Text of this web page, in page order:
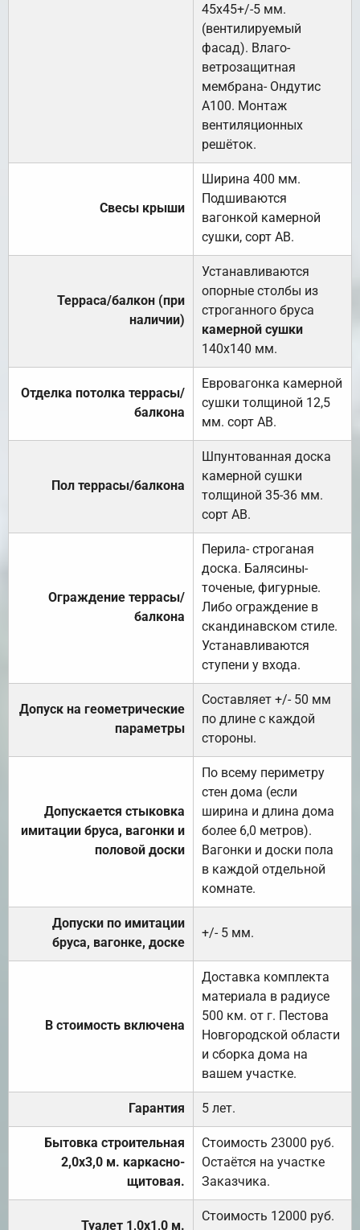
45х45+/-5 мм.
(вентилируемый
фасад). Влаго-
ветрозащитная
мембрана- Ондутис
А100. Монтаж
вентиляционных
решёток.
Свесы крыши
Ширина 400 мм.
Подшиваются
вагонкой камерной
сушки, сорт АВ.
Терраса/балкон (при
наличии)
Устанавливаются
опорные столбы из
строганного бруса
камерной сушки
140х140 мм.
Отделка потолка террасы/
балкона
Евровагонка камерной
сушки толщиной 12,5
мм. сорт АВ.
Пол террасы/балкона
Шпунтованная доска
камерной сушки
толщиной 35-36 мм.
сорт АВ.
Ограждение террасы/
балкона
Перила- строганая
доска. Балясины-
точеные, фигурные.
Либо ограждение в
скандинавском стиле.
Устанавливаются
ступени у входа.
Допуск на геометрические
параметры
Составляет +/- 50 мм
по длине с каждой
стороны.
Допускается стыковка
имитации бруса, вагонки и
половой доски
По всему периметру
стен дома (если
ширина и длина дома
более 6,0 метров).
Вагонки и доски пола
в каждой отдельной
комнате.
Допуски по имитации
бруса, вагонке, доске
+/- 5 мм.
В стоимость включена
Доставка комплекта
материала в радиусе
500 км. от г. Пестова
Новгородской области
и сборка дома на
вашем участке.
Гарантия 5 лет.
Бытовка строительная
2,0х3,0 м. каркасно-
щитовая.
Стоимость 23000 руб.
Остаётся на участке
Заказчика.
Туалет 1,0х1,0 м.
Стоимость 12000 руб.